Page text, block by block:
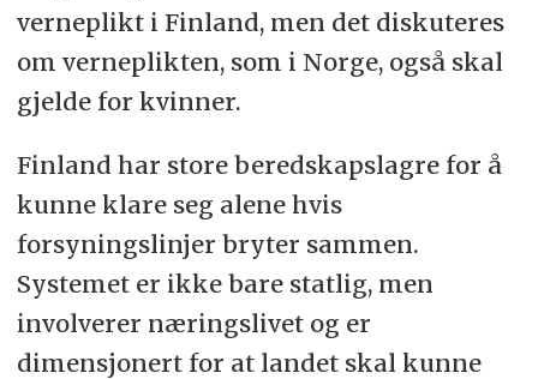
verneplikt i Finland, men det diskuteres
om verneplikten, som i Norge, også skal
gjelde for kvinner.
Finland har store beredskapslagre for å
kunne klare seg alene hvis
forsyningslinjer bryter sammen.
Systemet er ikke bare statlig, men
involverer næringslivet og er
dimensjonert for at landet skal kunne